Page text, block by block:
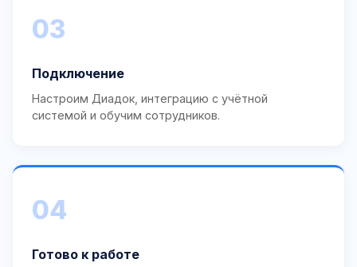
03
Подключение
Настроим Диадок, интеграцию с учётной
системой и обучим сотрудников.
04
Готово к работе